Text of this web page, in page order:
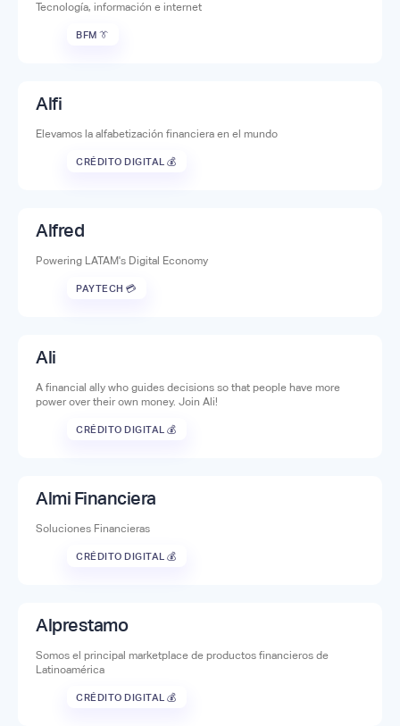
Tecnología, información e internet
BFM 👔
Alfi
Elevamos la alfabetización financiera en el mundo
CRÉDITO DIGITAL 💰
Alfred
Powering LATAM's Digital Economy
PAYTECH 💳
Ali
A financial ally who guides decisions so that people have more
power over their own money. Join Ali!
CRÉDITO DIGITAL 💰
Almi Financiera
Soluciones Financieras
CRÉDITO DIGITAL 💰
Alprestamo
Somos el principal marketplace de productos financieros de
Latinoamérica
CRÉDITO DIGITAL 💰